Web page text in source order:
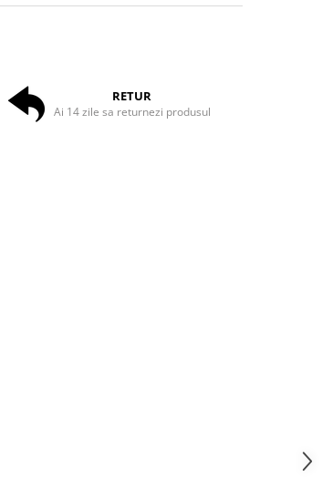
RETUR
Ai 14 zile sa returnezi produsul